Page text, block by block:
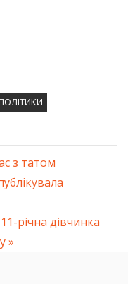
з татом
річна дівчинка